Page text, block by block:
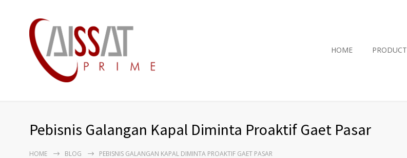
HOME PRODUCT
Pebisnis Galangan Kapal Diminta Proaktif Gaet Pasar
HOME BLOG PEBISNIS GALANGAN KAPAL DIMINTA PROAKTIF GAET PASAR